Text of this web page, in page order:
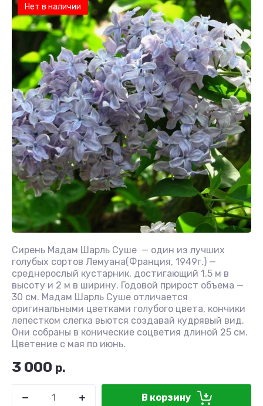
Нет в наличии
Сирень Мадам Шарль Суше — один из лучших
голубых сортов Лемуана(Франция, 1949г.) —
среднерослый кустарник, достигающий 1.5 м в
высоту и 2 м в ширину. Годовой прирост объема —
30 см. Мадам Шарль Суше отличается
оригинальными цветками голубого цвета, кончики
лепестком слегка вьются создавай кудрявый вид.
Они собраны в конические соцветия длиной 25 см.
Цветение с мая по июнь.
3 000 р.
В корзину